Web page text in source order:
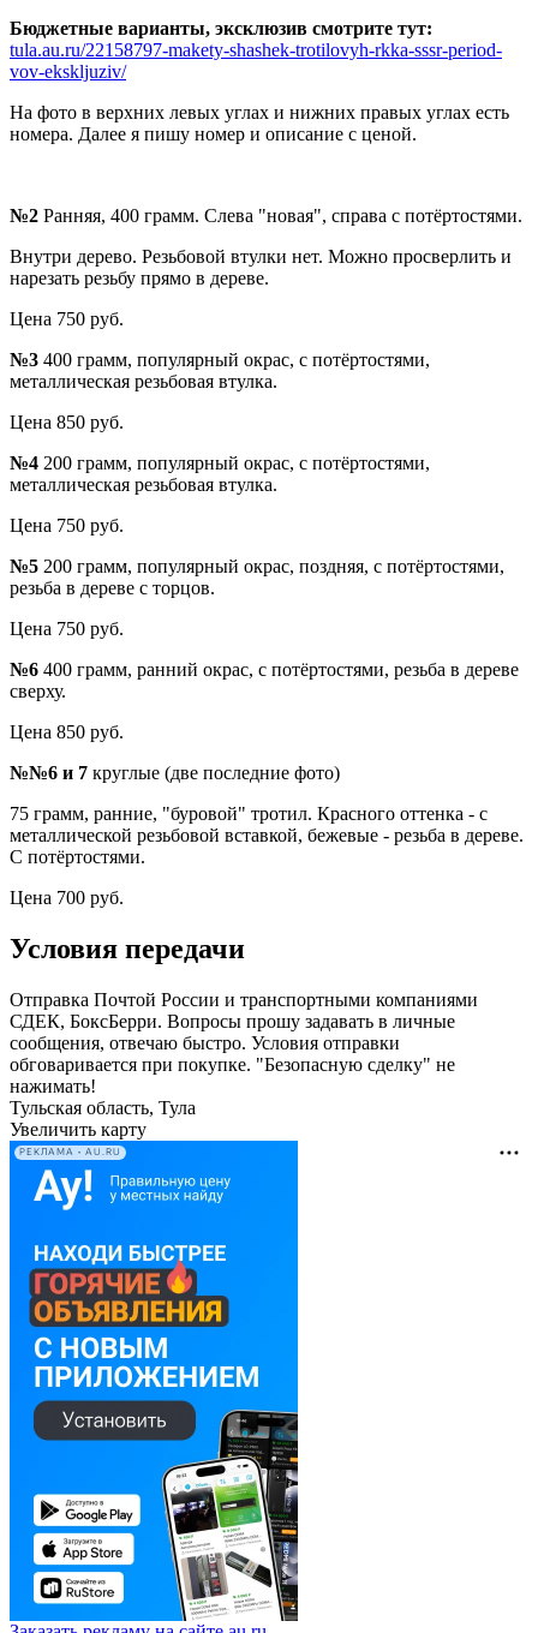
Бюджетные варианты, эксклюзив смотрите тут:
tula.au.ru/22158797-makety-shashek-trotilovyh-rkka-sssr-period-
vov-ekskljuziv/
На фото в верхних левых углах и нижних правых углах есть
номера. Далее я пишу номер и описание с ценой.
№2 Ранняя, 400 грамм. Слева "новая", справа с потёртостями.
Внутри дерево. Резьбовой втулки нет. Можно просверлить и
нарезать резьбу прямо в дереве.
Цена 750 руб.
№3 400 грамм, популярный окрас, с потёртостями,
металлическая резьбовая втулка.
Цена 850 руб.
№4 200 грамм, популярный окрас, с потёртостями,
металлическая резьбовая втулка.
Цена 750 руб.
№5 200 грамм, популярный окрас, поздняя, с потёртостями,
резьба в дереве с торцов.
Цена 750 руб.
№6 400 грамм, ранний окрас, с потёртостями, резьба в дереве
сверху.
Цена 850 руб.
№№6 и 7 круглые (две последние фото)
75 грамм, ранние, "буровой" тротил. Красного оттенка - с
металлической резьбовой вставкой, бежевые - резьба в дереве.
С потёртостями.
Цена 700 руб.
Условия передачи
Отправка Почтой России и транспортными компаниями
СДЕК, БоксБерри. Вопросы прошу задавать в личные
сообщения, отвечаю быстро. Условия отправки
обговаривается при покупке. "Безопасную сделку" не
нажимать!
Тульская область, Тула
Увеличить карту
РЕКЛАМА • AU.RU